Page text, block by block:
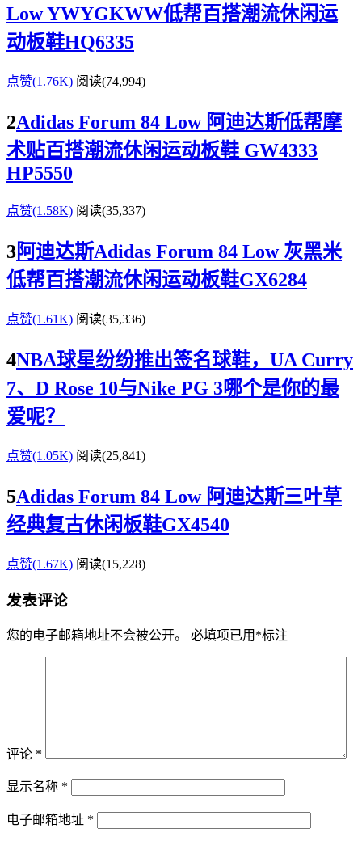
Low YWYGKWW低帮百搭潮流休闲运
动板鞋HQ6335
点赞(1.76K) 阅读(74,994)
2Adidas Forum 84 Low 阿迪达斯低帮摩
术贴百搭潮流休闲运动板鞋 GW4333
HP5550
点赞(1.58K) 阅读(35,337)
3阿迪达斯Adidas Forum 84 Low 灰黑米
低帮百搭潮流休闲运动板鞋GX6284
点赞(1.61K) 阅读(35,336)
4NBA球星纷纷推出签名球鞋，UA Curry
7、D Rose 10与Nike PG 3哪个是你的最
爱呢？
点赞(1.05K) 阅读(25,841)
5Adidas Forum 84 Low 阿迪达斯三叶草
经典复古休闲板鞋GX4540
点赞(1.67K) 阅读(15,228)
发表评论
您的电子邮箱地址不会被公开。 必填项已用 *标注
评论 *
显示名称 *
电子邮箱地址 *